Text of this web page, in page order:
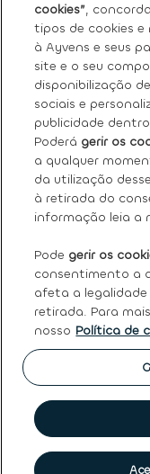
Sobre nós
Os nossos
FAQ
Termos e
Ayvens
Política de Cookies|
Princípios Éticos e
Canal de denúncias|
de usados|Política
Société Générale
2026 Ayvens
cookies”,
tipos de cookies
à Ayvens e seus
site e o seu
disponibilização
sociais e
publicidade
Poderá gerir os
a qualquer
da utilização
à retirada do
informação leia a
Pode gerir os
consentimento a
afeta a legalidade
retirada. Para
nosso Política de